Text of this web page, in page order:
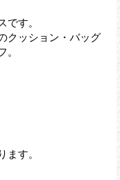
です。
クッション・バッグ
。
ます。